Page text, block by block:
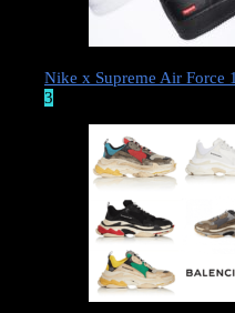
Nike x Supreme Air Force
3